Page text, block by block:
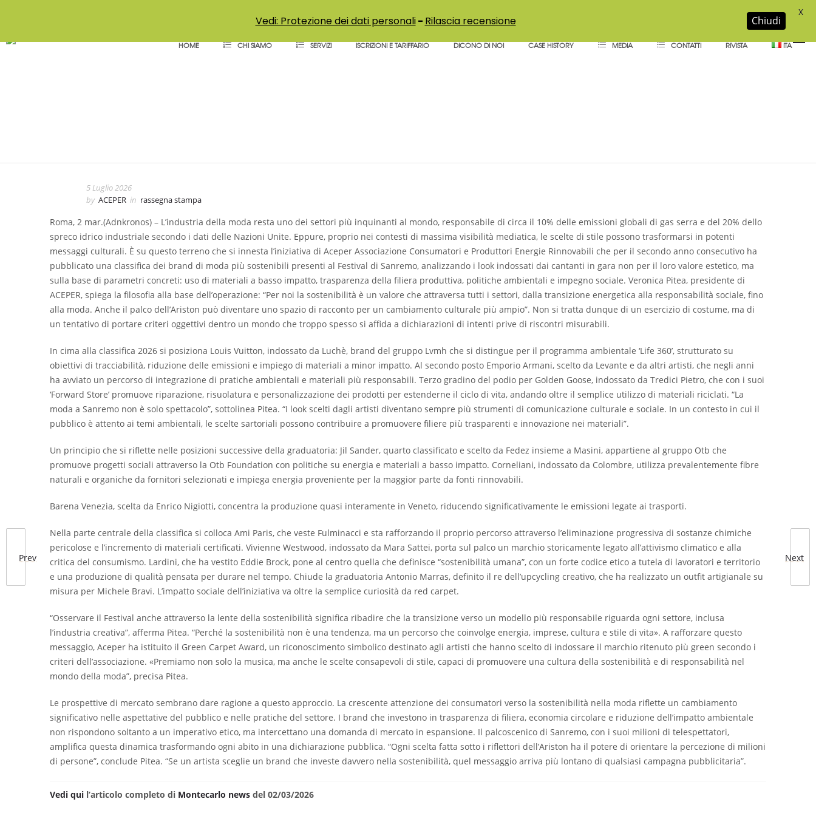
HOME CHI SIAMO SERVIZI ISCRIZIONI E TARIFFARIO DICONO DI NOI CASE HISTORY MEDIA CONTATTI RIVISTA ITA
Prev Next
5 Luglio 2026
by ACEPER in rassegna stampa
Roma, 2 mar.(Adnkronos) – L’industria della moda resta uno dei settori più inquinanti al mondo, responsabile di circa il 10% delle emissioni globali di gas serra e del 20% dello
spreco idrico industriale secondo i dati delle Nazioni Unite. Eppure, proprio nei contesti di massima visibilità mediatica, le scelte di stile possono trasformarsi in potenti
messaggi culturali. È su questo terreno che si innesta l’iniziativa di Aceper Associazione Consumatori e Produttori Energie Rinnovabili che per il secondo anno consecutivo ha
pubblicato una classifica dei brand di moda più sostenibili presenti al Festival di Sanremo, analizzando i look indossati dai cantanti in gara non per il loro valore estetico, ma
sulla base di parametri concreti: uso di materiali a basso impatto, trasparenza della filiera produttiva, politiche ambientali e impegno sociale. Veronica Pitea, presidente di
ACEPER, spiega la filosofia alla base dell’operazione: “Per noi la sostenibilità è un valore che attraversa tutti i settori, dalla transizione energetica alla responsabilità sociale, fino
alla moda. Anche il palco dell’Ariston può diventare uno spazio di racconto per un cambiamento culturale più ampio”. Non si tratta dunque di un esercizio di costume, ma di
un tentativo di portare criteri oggettivi dentro un mondo che troppo spesso si affida a dichiarazioni di intenti prive di riscontri misurabili.
In cima alla classifica 2026 si posiziona Louis Vuitton, indossato da Luchè, brand del gruppo Lvmh che si distingue per il programma ambientale ‘Life 360’, strutturato su
obiettivi di tracciabilità, riduzione delle emissioni e impiego di materiali a minor impatto. Al secondo posto Emporio Armani, scelto da Levante e da altri artisti, che negli anni
ha avviato un percorso di integrazione di pratiche ambientali e materiali più responsabili. Terzo gradino del podio per Golden Goose, indossato da Tredici Pietro, che con i suoi
‘Forward Store’ promuove riparazione, risuolatura e personalizzazione dei prodotti per estenderne il ciclo di vita, andando oltre il semplice utilizzo di materiali riciclati. “La
moda a Sanremo non è solo spettacolo”, sottolinea Pitea. “I look scelti dagli artisti diventano sempre più strumenti di comunicazione culturale e sociale. In un contesto in cui il
pubblico è attento ai temi ambientali, le scelte sartoriali possono contribuire a promuovere filiere più trasparenti e innovazione nei materiali”.
Un principio che si riflette nelle posizioni successive della graduatoria: Jil Sander, quarto classificato e scelto da Fedez insieme a Masini, appartiene al gruppo Otb che
promuove progetti sociali attraverso la Otb Foundation con politiche su energia e materiali a basso impatto. Corneliani, indossato da Colombre, utilizza prevalentemente fibre
naturali e organiche da fornitori selezionati e impiega energia proveniente per la maggior parte da fonti rinnovabili.
Barena Venezia, scelta da Enrico Nigiotti, concentra la produzione quasi interamente in Veneto, riducendo significativamente le emissioni legate ai trasporti.
Nella parte centrale della classifica si colloca Ami Paris, che veste Fulminacci e sta rafforzando il proprio percorso attraverso l’eliminazione progressiva di sostanze chimiche
pericolose e l’incremento di materiali certificati. Vivienne Westwood, indossato da Mara Sattei, porta sul palco un marchio storicamente legato all’attivismo climatico e alla
critica del consumismo. Lardini, che ha vestito Eddie Brock, pone al centro quella che definisce “sostenibilità umana”, con un forte codice etico a tutela di lavoratori e territorio
e una produzione di qualità pensata per durare nel tempo. Chiude la graduatoria Antonio Marras, definito il re dell’upcycling creativo, che ha realizzato un outfit artigianale su
misura per Michele Bravi. L’impatto sociale dell’iniziativa va oltre la semplice curiosità da red carpet.
“Osservare il Festival anche attraverso la lente della sostenibilità significa ribadire che la transizione verso un modello più responsabile riguarda ogni settore, inclusa
l’industria creativa”, afferma Pitea. “Perché la sostenibilità non è una tendenza, ma un percorso che coinvolge energia, imprese, cultura e stile di vita». A rafforzare questo
messaggio, Aceper ha istituito il Green Carpet Award, un riconoscimento simbolico destinato agli artisti che hanno scelto di indossare il marchio ritenuto più green secondo i
criteri dell’associazione. «Premiamo non solo la musica, ma anche le scelte consapevoli di stile, capaci di promuovere una cultura della sostenibilità e di responsabilità nel
mondo della moda”, precisa Pitea.
Le prospettive di mercato sembrano dare ragione a questo approccio. La crescente attenzione dei consumatori verso la sostenibilità nella moda riflette un cambiamento
significativo nelle aspettative del pubblico e nelle pratiche del settore. I brand che investono in trasparenza di filiera, economia circolare e riduzione dell’impatto ambientale
non rispondono soltanto a un imperativo etico, ma intercettano una domanda di mercato in espansione. Il palcoscenico di Sanremo, con i suoi milioni di telespettatori,
amplifica questa dinamica trasformando ogni abito in una dichiarazione pubblica. “Ogni scelta fatta sotto i riflettori dell’Ariston ha il potere di orientare la percezione di milioni
di persone”, conclude Pitea. “Se un artista sceglie un brand che investe davvero nella sostenibilità, quel messaggio arriva più lontano di qualsiasi campagna pubblicitaria”.
Vedi qui l’articolo completo di Montecarlo news del 02/03/2026
Vedi: Protezione dei dati personali- Rilascia recensione Chiudi
X